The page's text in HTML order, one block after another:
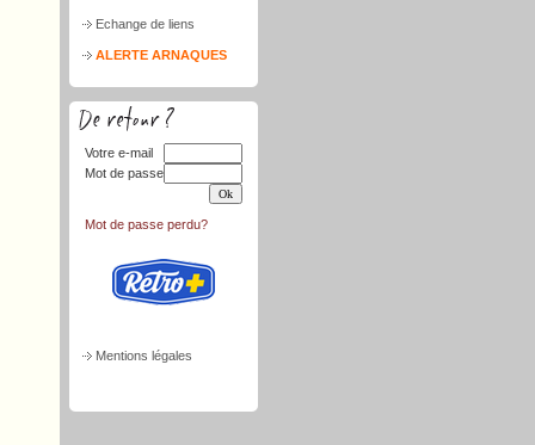
Echange de liens
ALERTE ARNAQUES
Votre e-mail
Mot de passe
Mot de passe perdu?
Mentions légales